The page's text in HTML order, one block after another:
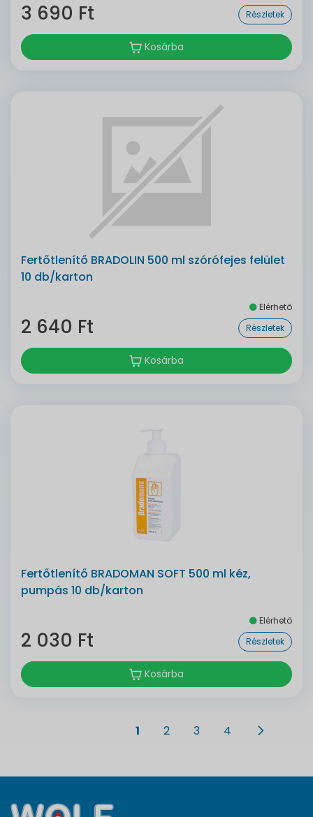
3 690 Ft Részletek
Kosárba
Fertőtlenítő BRADOLIN 500 ml szórófejes felület
10 db/karton
Elérhető
2 640 Ft Részletek
Kosárba
Fertőtlenítő BRADOMAN SOFT 500 ml kéz,
pumpás 10 db/karton
Elérhető
2 030 Ft Részletek
Kosárba
1 2 3 4